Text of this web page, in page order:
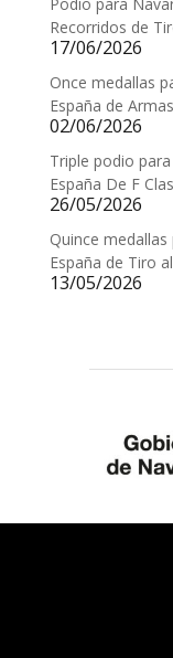
Recorridos de
17/06/2026
Once medallas
España de
02/06/2026
Triple podio
España De F
26/05/2026
Quince
España de Tiro
13/05/2026